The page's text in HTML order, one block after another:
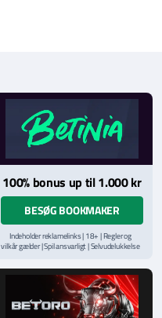
100% bonus up til 1.000 kr
BESØG BOOKMAKER
Indeholder reklamelinks | 18+ | Regler og
vilkår gælder | Spil ansvarligt | Selvudelukkelse
hjælpelinje påStopSpillet.dk
Læs vilkår og betingelserher